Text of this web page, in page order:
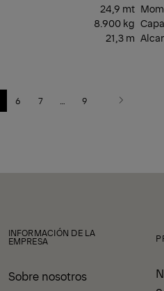
24,9 mt
8.900 kg
21,3 m
6 7 9 Next
INFORMACIÓN DE LA
EMPRESA
Sobre nosotros